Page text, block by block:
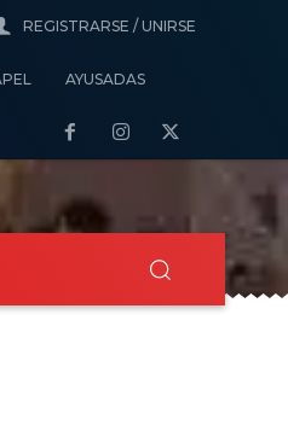
REGISTRARSE / UNIRSE
AYUSADAS